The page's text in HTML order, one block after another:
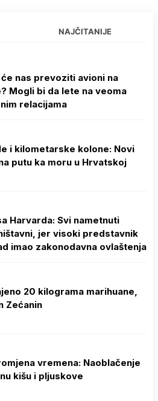
NAJČITANIJE
nas prevoziti avioni na
Mogli bi da lete na veoma
relacijama
i kilometarske kolone: Novi
putu ka moru u Hrvatskoj
Harvarda: Svi nametnuti
jer visoki predstavnik
imao zakonodavna ovlaštenja
20 kilograma marihuane,
Zećanin
vremena: Naoblačenje
kišu i pljuskove